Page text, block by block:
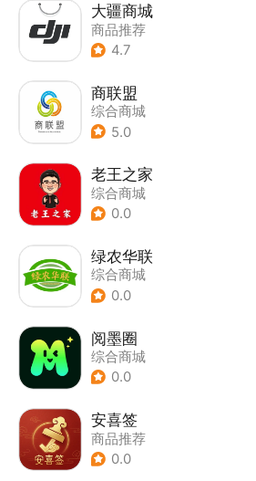
大疆商城
商品推荐
4.7
商联盟
综合商城
5.0
老王之家
综合商城
0.0
绿农华联
综合商城
0.0
阅墨圈
综合商城
0.0
安喜签
商品推荐
0.0